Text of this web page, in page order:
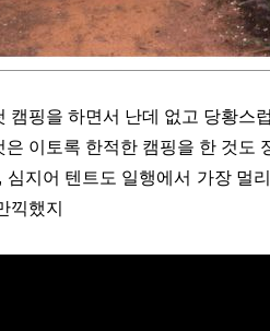
캠핑을 하면서 난데 없고 당황스
은 이토록 한적한 캠핑을 한 것도
심지어 텐트도 일행에서 가장 멀
끽했지